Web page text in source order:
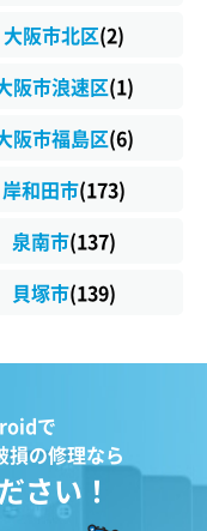
大阪市北区(2)
阪市浪速区(1)
阪市福島区(6)
岸和田市(173)
泉南市(137)
貝塚市(139)
で
損の修理なら
さい！